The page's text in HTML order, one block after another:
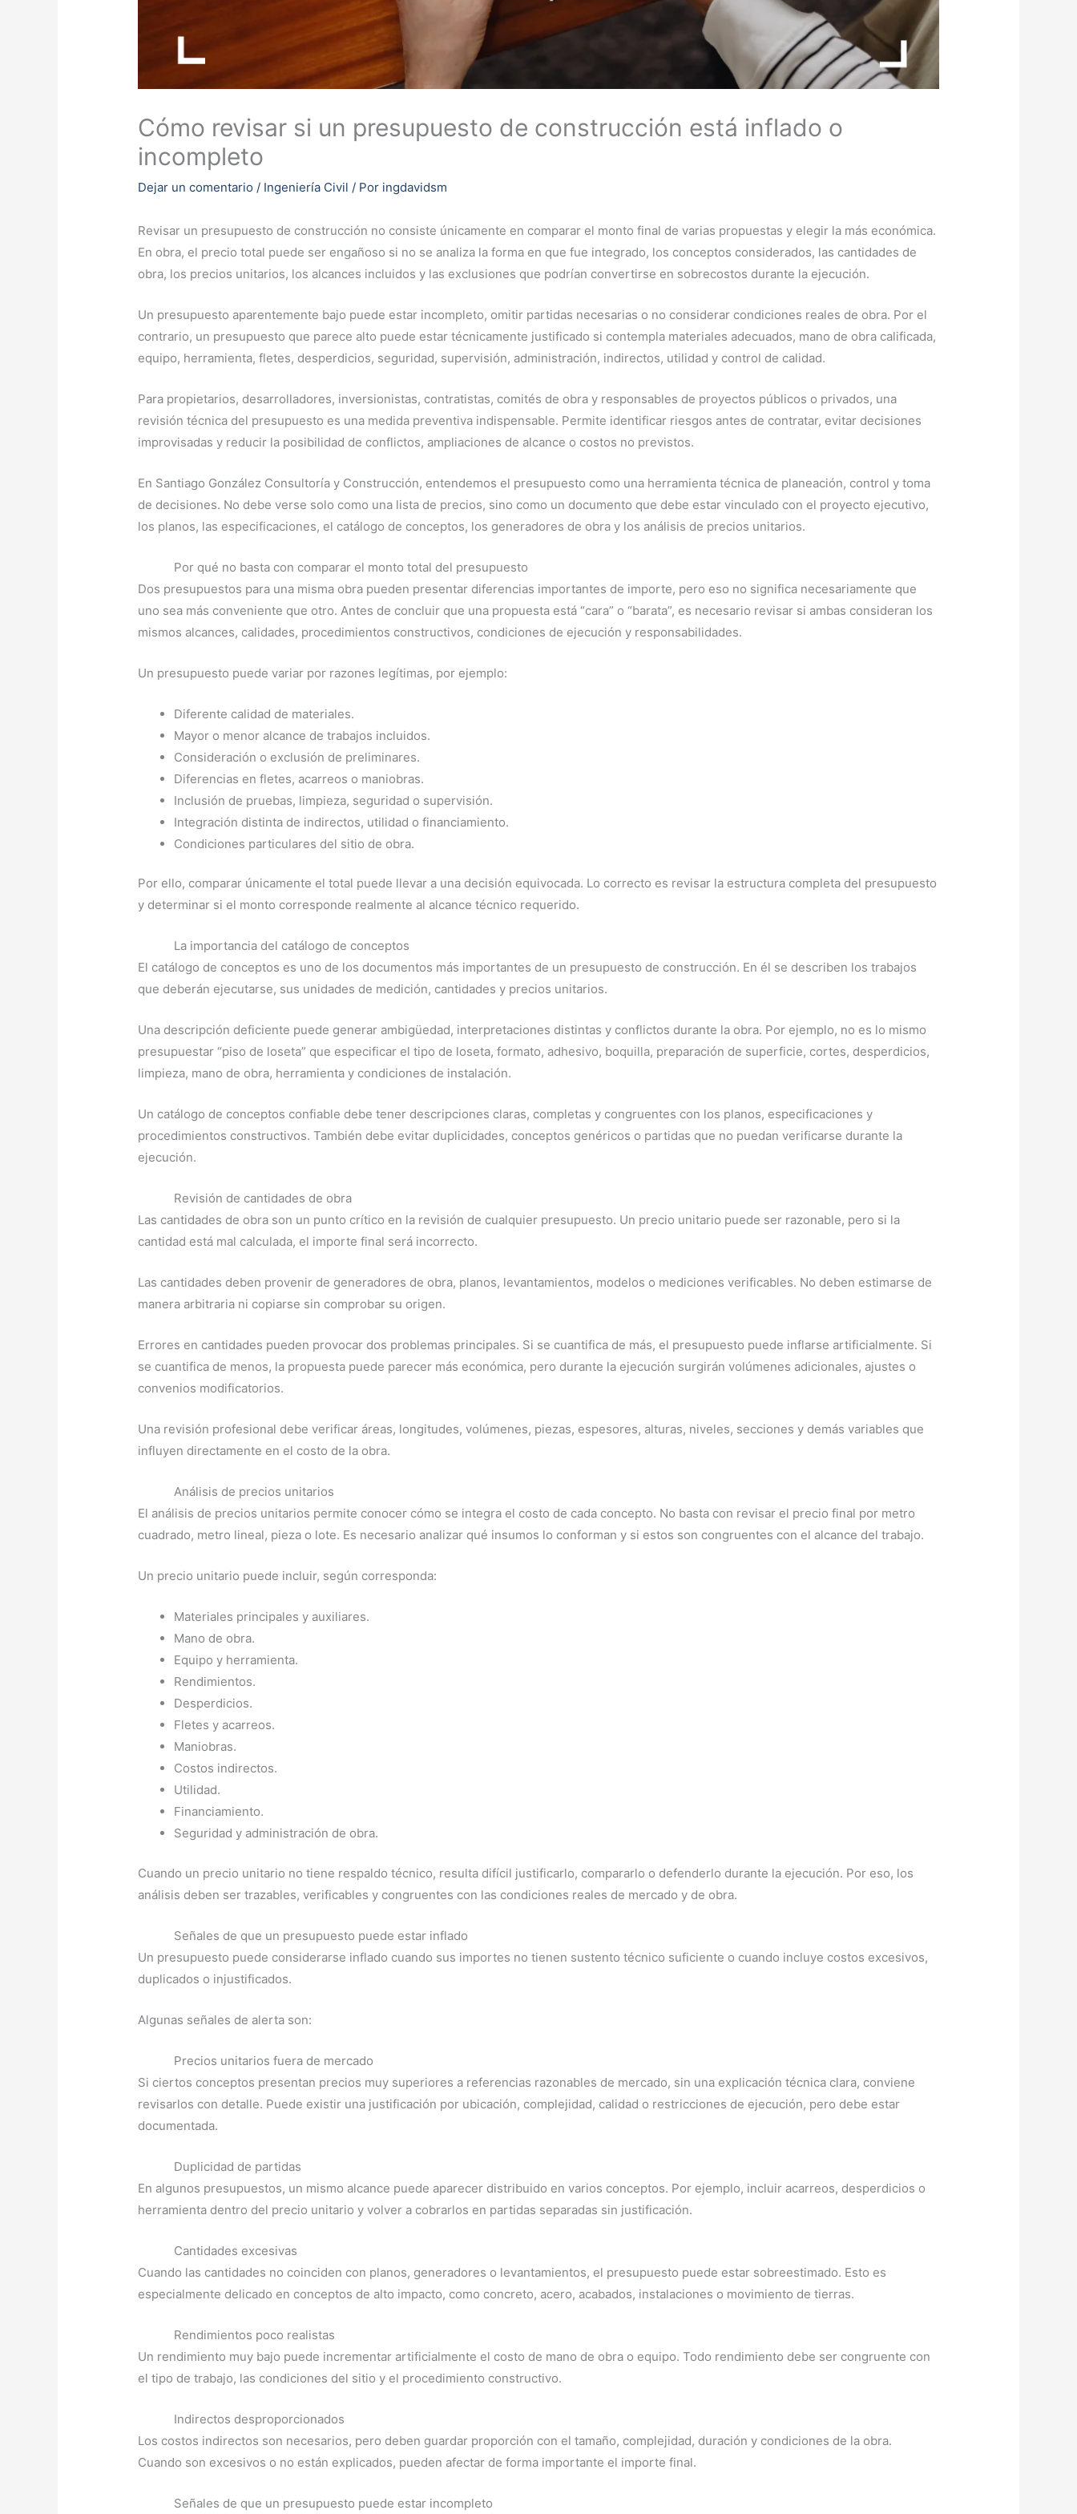
Cómo revisar si un presupuesto de construcción está inflado o
incompleto
Dejar un comentario / Ingeniería Civil / Por ingdavidsm
Revisar un presupuesto de construcción no consiste únicamente en comparar el monto final de varias propuestas y elegir la más económica.
En obra, el precio total puede ser engañoso si no se analiza la forma en que fue integrado, los conceptos considerados, las cantidades de
obra, los precios unitarios, los alcances incluidos y las exclusiones que podrían convertirse en sobrecostos durante la ejecución.
Un presupuesto aparentemente bajo puede estar incompleto, omitir partidas necesarias o no considerar condiciones reales de obra. Por el
contrario, un presupuesto que parece alto puede estar técnicamente justificado si contempla materiales adecuados, mano de obra calificada,
equipo, herramienta, fletes, desperdicios, seguridad, supervisión, administración, indirectos, utilidad y control de calidad.
Para propietarios, desarrolladores, inversionistas, contratistas, comités de obra y responsables de proyectos públicos o privados, una
revisión técnica del presupuesto es una medida preventiva indispensable. Permite identificar riesgos antes de contratar, evitar decisiones
improvisadas y reducir la posibilidad de conflictos, ampliaciones de alcance o costos no previstos.
En Santiago González Consultoría y Construcción, entendemos el presupuesto como una herramienta técnica de planeación, control y toma
de decisiones. No debe verse solo como una lista de precios, sino como un documento que debe estar vinculado con el proyecto ejecutivo,
los planos, las especificaciones, el catálogo de conceptos, los generadores de obra y los análisis de precios unitarios.
Por qué no basta con comparar el monto total del presupuesto
Dos presupuestos para una misma obra pueden presentar diferencias importantes de importe, pero eso no significa necesariamente que
uno sea más conveniente que otro. Antes de concluir que una propuesta está “cara” o “barata”, es necesario revisar si ambas consideran los
mismos alcances, calidades, procedimientos constructivos, condiciones de ejecución y responsabilidades.
Un presupuesto puede variar por razones legítimas, por ejemplo:
Diferente calidad de materiales.
Mayor o menor alcance de trabajos incluidos.
Consideración o exclusión de preliminares.
Diferencias en fletes, acarreos o maniobras.
Inclusión de pruebas, limpieza, seguridad o supervisión.
Integración distinta de indirectos, utilidad o financiamiento.
Condiciones particulares del sitio de obra.
Por ello, comparar únicamente el total puede llevar a una decisión equivocada. Lo correcto es revisar la estructura completa del presupuesto
y determinar si el monto corresponde realmente al alcance técnico requerido.
La importancia del catálogo de conceptos
El catálogo de conceptos es uno de los documentos más importantes de un presupuesto de construcción. En él se describen los trabajos
que deberán ejecutarse, sus unidades de medición, cantidades y precios unitarios.
Una descripción deficiente puede generar ambigüedad, interpretaciones distintas y conflictos durante la obra. Por ejemplo, no es lo mismo
presupuestar “piso de loseta” que especificar el tipo de loseta, formato, adhesivo, boquilla, preparación de superficie, cortes, desperdicios,
limpieza, mano de obra, herramienta y condiciones de instalación.
Un catálogo de conceptos confiable debe tener descripciones claras, completas y congruentes con los planos, especificaciones y
procedimientos constructivos. También debe evitar duplicidades, conceptos genéricos o partidas que no puedan verificarse durante la
ejecución.
Revisión de cantidades de obra
Las cantidades de obra son un punto crítico en la revisión de cualquier presupuesto. Un precio unitario puede ser razonable, pero si la
cantidad está mal calculada, el importe final será incorrecto.
Las cantidades deben provenir de generadores de obra, planos, levantamientos, modelos o mediciones verificables. No deben estimarse de
manera arbitraria ni copiarse sin comprobar su origen.
Errores en cantidades pueden provocar dos problemas principales. Si se cuantifica de más, el presupuesto puede inflarse artificialmente. Si
se cuantifica de menos, la propuesta puede parecer más económica, pero durante la ejecución surgirán volúmenes adicionales, ajustes o
convenios modificatorios.
Una revisión profesional debe verificar áreas, longitudes, volúmenes, piezas, espesores, alturas, niveles, secciones y demás variables que
influyen directamente en el costo de la obra.
Análisis de precios unitarios
El análisis de precios unitarios permite conocer cómo se integra el costo de cada concepto. No basta con revisar el precio final por metro
cuadrado, metro lineal, pieza o lote. Es necesario analizar qué insumos lo conforman y si estos son congruentes con el alcance del trabajo.
Un precio unitario puede incluir, según corresponda:
Materiales principales y auxiliares.
Mano de obra.
Equipo y herramienta.
Rendimientos.
Desperdicios.
Fletes y acarreos.
Maniobras.
Costos indirectos.
Utilidad.
Financiamiento.
Seguridad y administración de obra.
Cuando un precio unitario no tiene respaldo técnico, resulta difícil justificarlo, compararlo o defenderlo durante la ejecución. Por eso, los
análisis deben ser trazables, verificables y congruentes con las condiciones reales de mercado y de obra.
Señales de que un presupuesto puede estar inflado
Un presupuesto puede considerarse inflado cuando sus importes no tienen sustento técnico suficiente o cuando incluye costos excesivos,
duplicados o injustificados.
Algunas señales de alerta son:
Precios unitarios fuera de mercado
Si ciertos conceptos presentan precios muy superiores a referencias razonables de mercado, sin una explicación técnica clara, conviene
revisarlos con detalle. Puede existir una justificación por ubicación, complejidad, calidad o restricciones de ejecución, pero debe estar
documentada.
Duplicidad de partidas
En algunos presupuestos, un mismo alcance puede aparecer distribuido en varios conceptos. Por ejemplo, incluir acarreos, desperdicios o
herramienta dentro del precio unitario y volver a cobrarlos en partidas separadas sin justificación.
Cantidades excesivas
Cuando las cantidades no coinciden con planos, generadores o levantamientos, el presupuesto puede estar sobreestimado. Esto es
especialmente delicado en conceptos de alto impacto, como concreto, acero, acabados, instalaciones o movimiento de tierras.
Rendimientos poco realistas
Un rendimiento muy bajo puede incrementar artificialmente el costo de mano de obra o equipo. Todo rendimiento debe ser congruente con
el tipo de trabajo, las condiciones del sitio y el procedimiento constructivo.
Indirectos desproporcionados
Los costos indirectos son necesarios, pero deben guardar proporción con el tamaño, complejidad, duración y condiciones de la obra.
Cuando son excesivos o no están explicados, pueden afectar de forma importante el importe final.
Señales de que un presupuesto puede estar incompleto